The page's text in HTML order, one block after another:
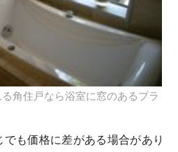
角住戸なら浴室に窓のあるプラ
も価格に差がある場合があり